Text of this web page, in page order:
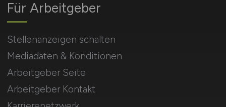
Für Arbeitgeber
Stellenanzeigen schalten
Mediadaten & Konditionen
Arbeitgeber Seite
Arbeitgeber Kontakt